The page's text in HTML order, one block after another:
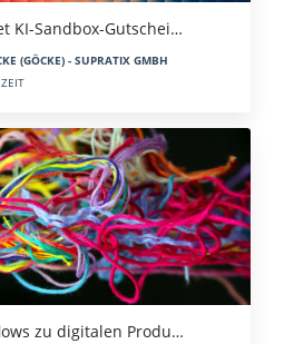
KI-Sandbox-Gutschei…
(GÖCKE) - SUPRATIX GMBH
zu digitalen Produ…